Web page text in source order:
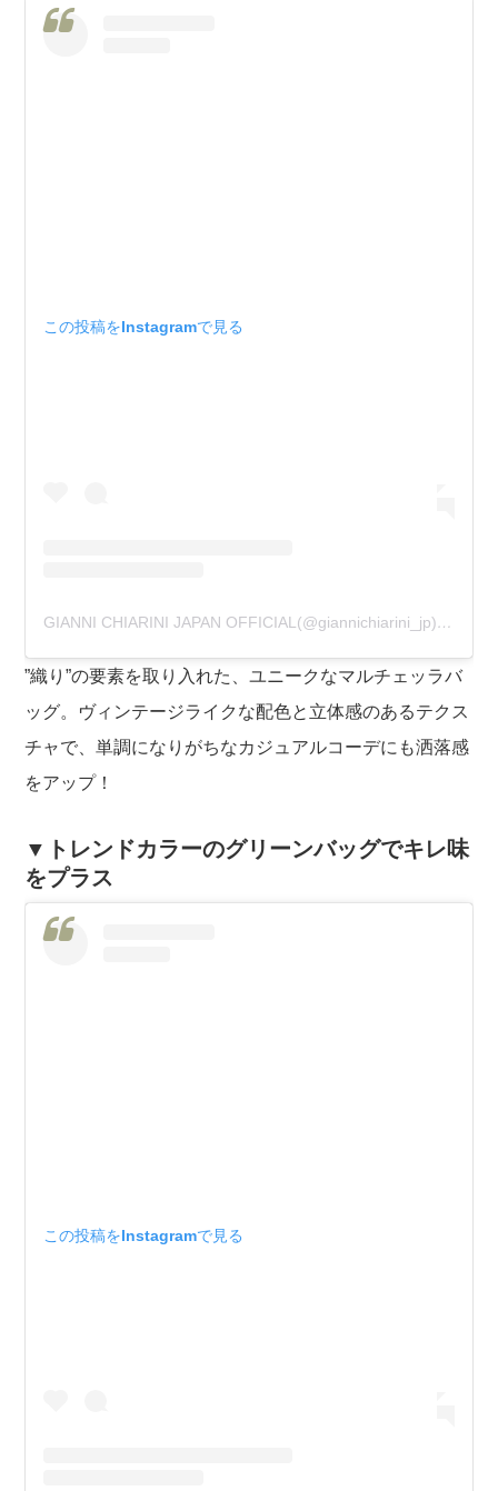
この投稿をInstagramで見る
GIANNI CHIARINI JAPAN OFFICIAL(@giannichiarini_jp)がシェアした投稿
”織り”の要素を取り入れた、ユニークなマルチェッラバ
ッグ。ヴィンテージライクな配色と立体感のあるテクス
チャで、単調になりがちなカジュアルコーデにも洒落感
をアップ！
▼トレンドカラーのグリーンバッグでキレ味
をプラス
この投稿をInstagramで見る